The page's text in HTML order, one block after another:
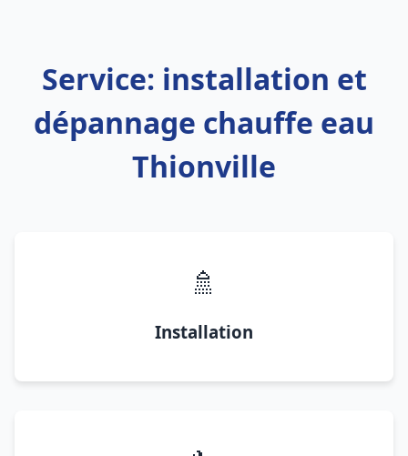
Service: installation et
dépannage chauffe eau
Thionville
🚿
Installation